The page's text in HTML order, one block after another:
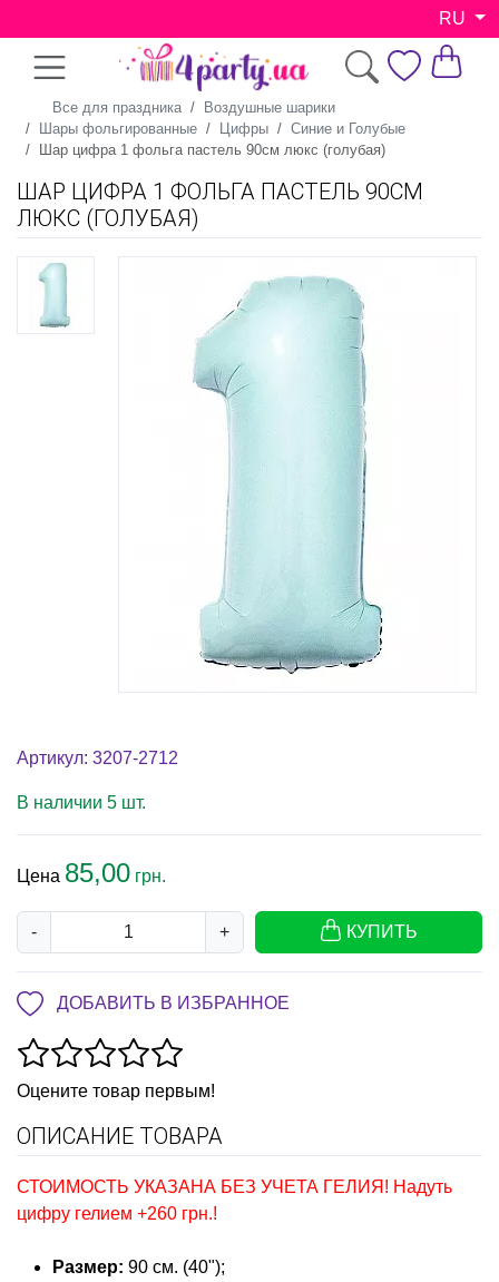
RU
Все для праздника
Воздушные шарики
Шары фольгированные
Цифры
Синие и Голубые
Шар цифра 1 фольга пастель 90см люкс (голубая)
ШАР ЦИФРА 1 ФОЛЬГА ПАСТЕЛЬ 90СМ
ЛЮКС (ГОЛУБАЯ)
Артикул: 3207-2712
В наличии 5 шт.
Цена 85,00 грн.
- + КУПИТЬ
ДОБАВИТЬ В ИЗБРАННОЕ
Оцените товар первым!
ОПИСАНИЕ ТОВАРА
СТОИМОСТЬ УКАЗАНА БЕЗ УЧЕТА ГЕЛИЯ! Надуть
цифру гелием +260 грн.!
Размер: 90 см. (40");